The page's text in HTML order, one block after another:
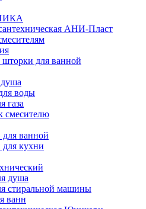
АНИ-Пласт
для ванной
воды
газа
смесителю
ванной
кухни
душа
стиральной машины
ванн